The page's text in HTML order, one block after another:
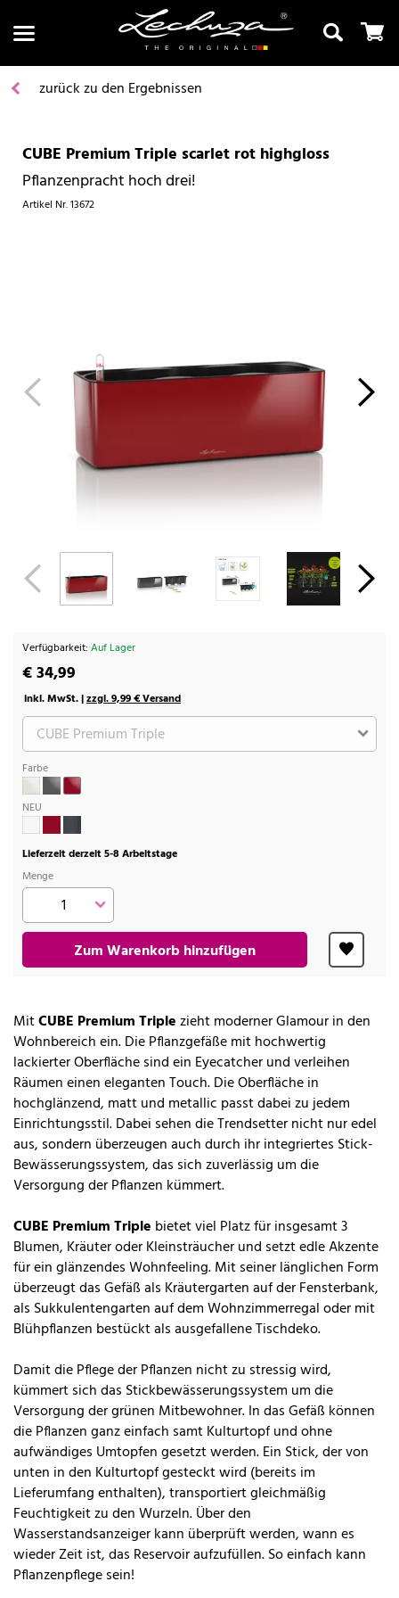
Suchen
zurück zu den Ergebnissen
CUBE Premium Triple scarlet rot highgloss
Pflanzenpracht hoch drei!
Artikel Nr.13672
Verfügbarkeit: Auf Lager
€ 34,99
inkl. MwSt. |zzgl. 9,99 € Versand
Farbe
NEU
Lieferzeit derzeit 5-8 Arbeitstage
Menge
Zum Warenkorb hinzufügen
MitCUBE Premium Triplezieht moderner Glamour in den
Wohnbereich ein. Die Pflanzgefäße mit hochwertig
lackierter Oberfläche sind ein Eyecatcher und verleihen
Räumen einen eleganten Touch. Die Oberfläche in
hochglänzend, matt und metallic passt dabei zu jedem
Einrichtungsstil. Dabei sehen die Trendsetter nicht nur edel
aus, sondern überzeugen auch durch ihr integriertes Stick-
Bewässerungssystem, das sich zuverlässig um die
Versorgung der Pflanzen kümmert.
CUBE Premium Triple bietet viel Platz für insgesamt 3
Blumen, Kräuter oder Kleinsträucher und setzt edle Akzente
für ein glänzendes Wohnfeeling. Mit seiner länglichen Form
überzeugt das Gefäß als Kräutergarten auf der Fensterbank,
als Sukkulentengarten auf dem Wohnzimmerregal oder mit
Blühpflanzen bestückt als ausgefallene Tischdeko.
Damit die Pflege der Pflanzen nicht zu stressig wird,
kümmert sich das Stickbewässerungssystem um die
Versorgung der grünen Mitbewohner. In das Gefäß können
die Pflanzen ganz einfach samt Kulturtopf und ohne
aufwändiges Umtopfen gesetzt werden. Ein Stick, der von
unten in den Kulturtopf gesteckt wird (bereits im
Lieferumfang enthalten), transportiert gleichmäßig
Feuchtigkeit zu den Wurzeln. Über den
Wasserstandsanzeiger kann überprüft werden, wann es
wieder Zeit ist, das Reservoir aufzufüllen. So einfach kann
Pflanzenpflege sein!